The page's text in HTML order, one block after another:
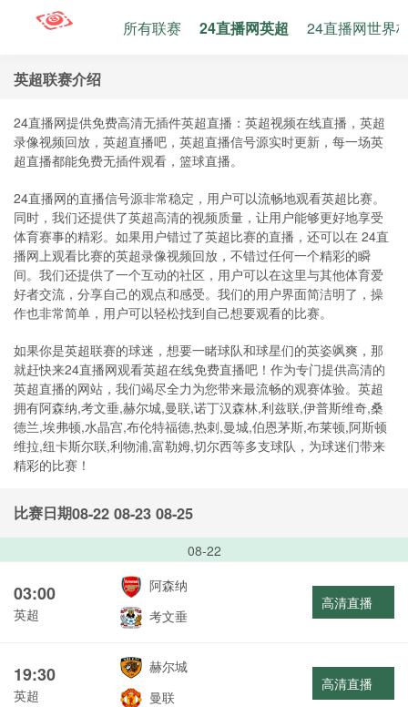
所有联赛 24直播网英超 24直播网世界
英超联赛介绍
24直播网提供免费高清无插件英超直播：英超视频在线直播，英超
录像视频回放，英超直播吧，英超直播信号源实时更新，每一场英
超直播都能免费无插件观看，篮球直播。
24直播网的直播信号源非常稳定，用户可以流畅地观看英超比赛。
同时，我们还提供了英超高清的视频质量，让用户能够更好地享受
体育赛事的精彩。如果用户错过了英超比赛的直播，还可以在 24直
播网上观看比赛的英超录像视频回放，不错过任何一个精彩的瞬
间。我们还提供了一个互动的社区，用户可以在这里与其他体育爱
好者交流，分享自己的观点和感受。我们的用户界面简洁明了，操
作也非常简单，用户可以轻松找到自己想要观看的比赛。
如果你是英超联赛的球迷，想要一睹球队和球星们的英姿飒爽，那
就赶快来24直播网观看英超在线免费直播吧！作为专门提供高清的
英超直播的网站，我们竭尽全力为您带来最流畅的观赛体验。英超
拥有阿森纳,考文垂,赫尔城,曼联,诺丁汉森林,利兹联,伊普斯维奇,桑
德兰,埃弗顿,水晶宫,布伦特福德,热刺,曼城,伯恩茅斯,布莱顿,阿斯顿
维拉,纽卡斯尔联,利物浦,富勒姆,切尔西等多支球队，为球迷们带来
精彩的比赛！
比赛日期08-22 08-23 08-25
08-22
03:00
英超
阿森纳
考文垂
高清直播
19:30
英超
赫尔城
曼联
高清直播